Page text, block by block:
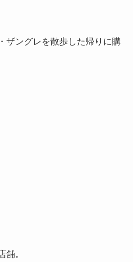
ザングレを散歩した帰りに購
舗。